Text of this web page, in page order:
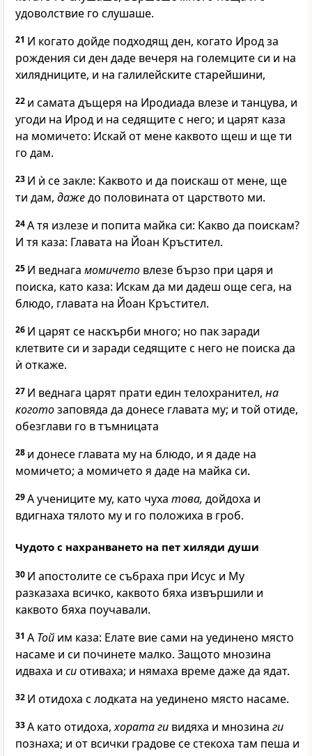
удоволствие го слушаше.
21 И когато дойде подходящ ден, когато Ирод за
рождения си ден даде вечеря на големците си и на
хилядниците, и на галилейските старейшини,
22 и самата дъщеря на Иродиада влезе и танцува, и
угоди на Ирод и на седящите с него; и царят каза
на момичето: Искай от мене каквото щеш и ще ти
го дам.
23 И ѝ се закле: Каквото и да поискаш от мене, ще
ти дам, дажедо половината от царството ми.
24А тя излезе и попита майка си: Какво да поискам?
И тя каза: Главата на Йоан Кръстител.
25 И веднага момичето влезе бързо при царя и
поиска, като каза: Искам да ми дадеш още сега, на
блюдо, главата на Йоан Кръстител.
26 И царят се наскърби много; но пак заради
клетвите си и заради седящите с него не поиска да
ѝ откаже.
27 И веднага царят прати един телохранител, на
коготозаповяда да донесе главата му; и той отиде,
обезглави го в тъмницата
28 и донесе главата му на блюдо, и я даде на
момичето; а момичето я даде на майка си.
29А учениците му, като чуха това, дойдоха и
вдигнаха тялото му и го положиха в гроб.
Чудото с нахранването на пет хиляди души
30 И апостолите се събраха при Исус и Му
разказаха всичко, каквото бяха извършили и
каквото бяха поучавали.
31 А Той им каза: Елате вие сами на уединено място
насаме и си починете малко. Защото мнозина
идваха и сиотиваха; и нямаха време даже да ядат.
32 И отидоха с лодката на уединено място насаме.
33А като отидоха,хората ги видяха и мнозина ги
познаха; и от всички градове се стекоха там пеша и